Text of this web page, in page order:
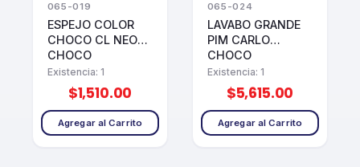
065-019
ESPEJO COLOR
CHOCO CL NEON
CHOCO
Existencia: 1
$1,510.00
Agregar al Carrito
065-024
LAVABO GRANDE
PIM CARLO
CHOCO
Existencia: 1
$5,615.00
Agregar al Carrito